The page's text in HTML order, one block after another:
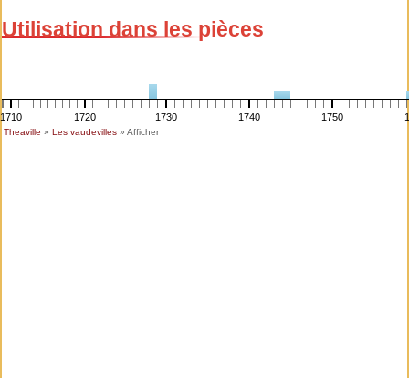
Utilisation dans les pièces
1710 1720 1730 1740 1750
Theaville » Les vaudevilles» Afficher